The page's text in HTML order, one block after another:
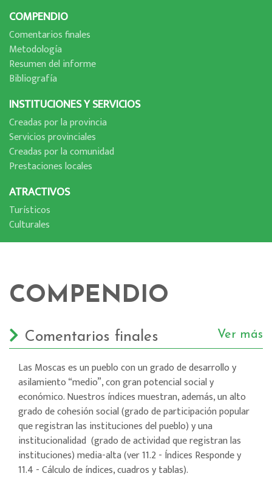
COMPENDIO
Comentarios finales
Metodologí­a
Resumen del informe
Bibliografí­a
INSTITUCIONES Y SERVICIOS
Creadas por la provincia
Servicios provinciales
Creadas por la comunidad
Prestaciones locales
ATRACTIVOS
Turí­sticos
Culturales
COMPENDIO
Comentarios finales Ver más
Las Moscas es un pueblo con un grado de desarrollo y
asilamiento “medio”, con gran potencial social y
económico. Nuestros índices muestran, además, un alto
grado de cohesión social (grado de participación popular
que registran las instituciones del pueblo) y una
institucionalidad (grado de actividad que registran las
instituciones) media-alta (ver 11.2 - Índices Responde y
11.4 - Cálculo de índices, cuadros y tablas).